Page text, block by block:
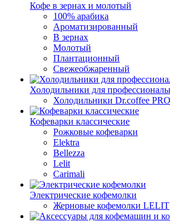
Кофе в зернах и молотый
100% арабика
Ароматизированный
В зернах
Молотый
Плантационный
Свежеобжаренный
Холодильники для
Холодильники Dr.coffee
Кофеварки классические
Рожковые кофеварки
Elektra
Bellezza
Lelit
Carimali
Электрические кофемолки
Жерновые кофемолки LELIT